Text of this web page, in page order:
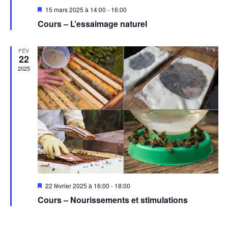
Mis
avant
15 mars 2025 à 14:00 - 16:00
Cours – L’essaimage naturel
FÉV
22
2025
Mis
avant
22 février 2025 à 16:00 - 18:00
Cours – Nourissements et stimulations